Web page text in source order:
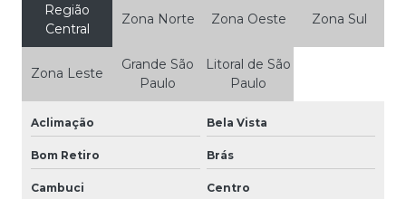
Região
Central
Zona Norte Zona Oeste Zona Sul
Zona Leste
Grande São
Paulo
Litoral de São
Paulo
Aclimação Bela Vista
Bom Retiro Brás
Cambuci Centro